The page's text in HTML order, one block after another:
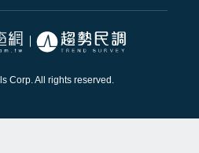
Corp. All rights reserved.